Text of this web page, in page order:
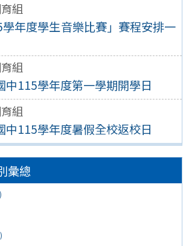
組
年度學生音樂比賽」賽程安排一
組
中115學年度第一學期開學日
組
中115學年度暑假全校返校日
彙總